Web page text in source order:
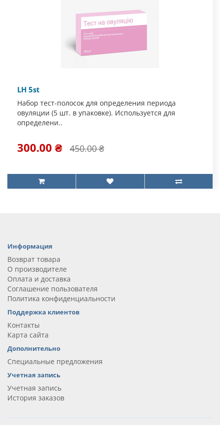
LH 5st
Набор тест-полосок для определения периода
овуляции (5 шт. в упаковке). Используется для
определени..
300.00 ₴ 450.00 ₴
Информация
Возврат товара
О производителе
Оплата и доставка
Соглашение пользователя
Политика конфиденциальности
Поддержка клиентов
Контакты
Карта сайта
Дополнительно
Специальные предложения
Учетная запись
Учетная запись
История заказов